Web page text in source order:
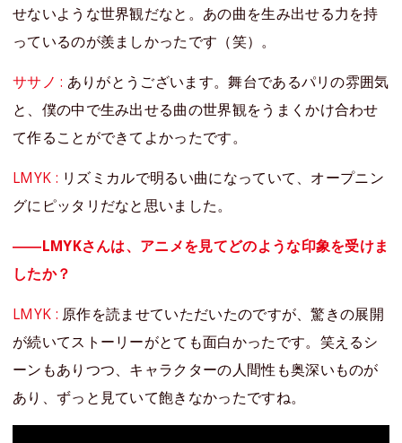
せないような世界観だなと。あの曲を生み出せる力を持
っているのが羨ましかったです（笑）。
ササノ : ありがとうございます。舞台であるパリの雰囲気
と、僕の中で生み出せる曲の世界観をうまくかけ合わせ
て作ることができてよかったです。
LMYK : リズミカルで明るい曲になっていて、オープニン
グにピッタリだなと思いました。
――LMYKさんは、アニメを見てどのような印象を受けま
したか？
LMYK : 原作を読ませていただいたのですが、驚きの展開
が続いてストーリーがとても面白かったです。笑えるシ
ーンもありつつ、キャラクターの人間性も奥深いものが
あり、ずっと見ていて飽きなかったですね。